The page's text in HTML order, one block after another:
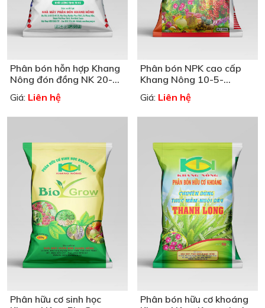
Phân bón hỗn hợp Khang
Nông đón đồng NK 20-20
Giá: Liên hệ
Phân bón NPK cao cấp
Khang Nông 10-5-
22+MgO+TE
Giá: Liên hệ
Phân hữu cơ sinh học
Phân bón hữu cơ khoáng